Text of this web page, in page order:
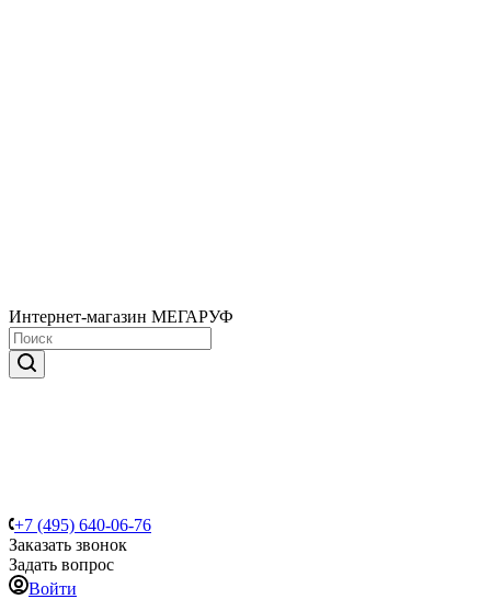
Интернет-магазин МЕГАРУФ
+7 (495) 640-06-76
Заказать звонок
Задать вопрос
Войти